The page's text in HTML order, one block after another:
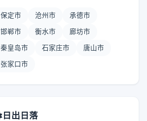
保定市 沧州市 承德市
邯郸市 衡水市 廊坊市
秦皇岛市 石家庄市 唐山市
张家口市
日出日落